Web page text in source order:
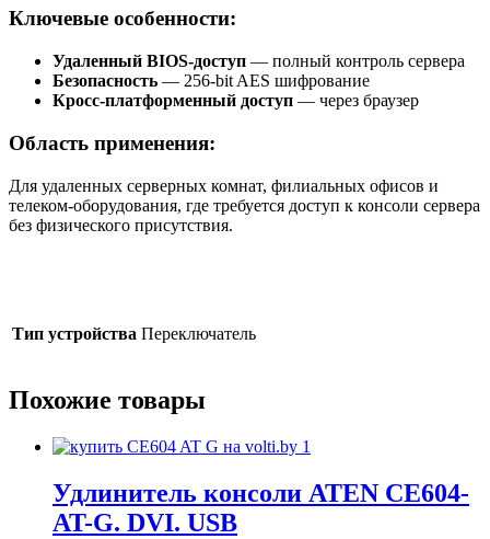
Ключевые особенности:
Удаленный BIOS-доступ — полный контроль сервера
Безопасность — 256-bit AES шифрование
Кросс-платформенный доступ — через браузер
Область применения:
Для удаленных серверных комнат, филиальных офисов и
телеком-оборудования, где требуется доступ к консоли сервера
без физического присутствия.
Тип устройства Переключатель
Похожие товары
Удлинитель консоли ATEN CE604-
AT-G. DVI. USB